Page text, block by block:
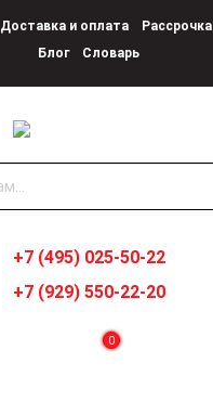
Доставка и оплата Рассрочка
Блог
Словарь
0
+7 (495) 025-50-22
+7 (929) 550-22-20